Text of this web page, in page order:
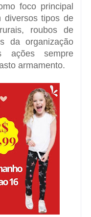
foco principal
diversos tipos de
roubos de
da organização
ações sempre
armamento.